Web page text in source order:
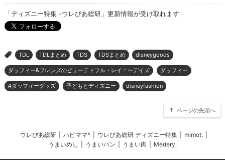
「ディズニー特集 -ウレぴあ総研」更新情報が受け取れます
> TDL TDLまとめ TDS TDSまとめ disneygoods
ダッフィー&フレンズのビューティフル・レイニーデイズ ダッフィー
#ダッフィーグッズ 子どもとディズニー disneyfashion
ページの先頭へ
ウレぴあ総研 ハピママ* ウレぴあ総研 ディズニー特集 mimot.
うまいめし
うまいパン うまい肉 Medery.